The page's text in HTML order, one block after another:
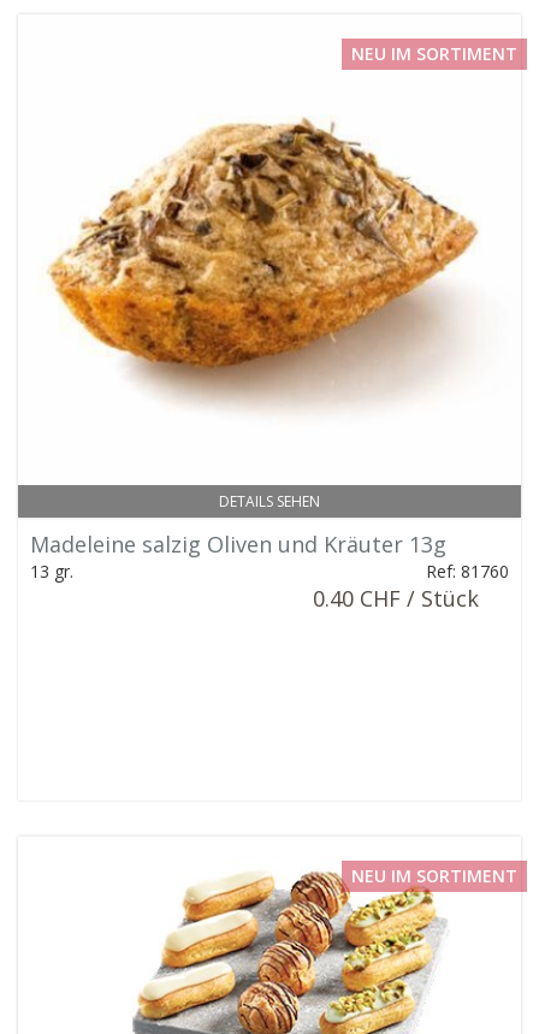
DETAILS SEHEN
NEU IM SORTIMENT
Madeleine salzig Oliven und Kräuter 13g
13 gr. Ref: 81760
0.40 CHF / Stück
NEU IM SORTIMENT